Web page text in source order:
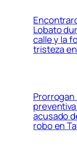
Lobato
calle y la
tristeza
Prorrogan
acusado
robo en